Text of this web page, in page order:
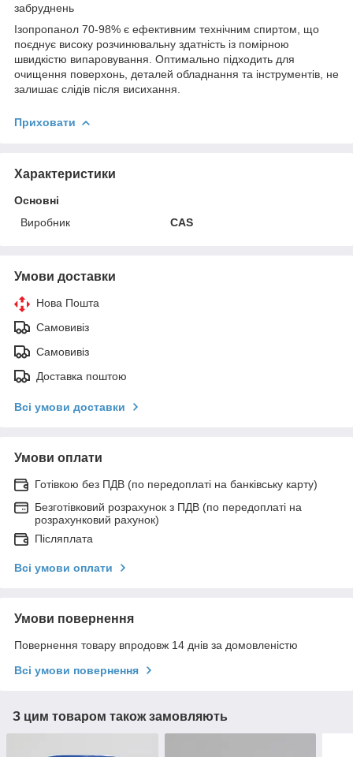
забруднень
Ізопропанол 70-98% є ефективним технічним спиртом, що
поєднує високу розчинювальну здатність із помірною
швидкістю випаровування. Оптимально підходить для
очищення поверхонь, деталей обладнання та інструментів, не
залишає слідів після висихання.
Приховати
Характеристики
Основні
Виробник
CAS
Умови доставки
Нова Пошта
Самовивіз
Самовивіз
Доставка поштою
Всі умови доставки
Умови оплати
Готівкою без ПДВ (по передоплаті на банківську карту)
Безготівковий розрахунок з ПДВ (по передоплаті на
розрахунковий рахунок)
Післяплата
Всі умови оплати
Умови повернення
Повернення товару впродовж 14 днів за домовленістю
Всі умови повернення
З цим товаром також замовляють